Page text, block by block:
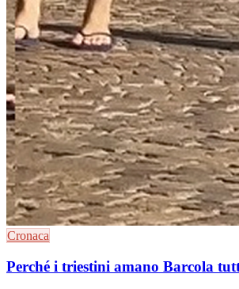
Cronaca
Perché i triestini amano Barcola